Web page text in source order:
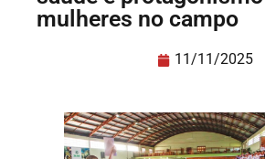
mulheres no campo
11/11/2025